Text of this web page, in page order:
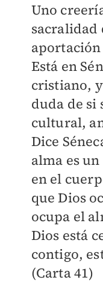
Uno
sacralidad
Está en
cristiano,
duda de si
cultural,
Dice
alma es
en el
que Dios
ocupa el
Dios está
contigo,
(Carta 41)